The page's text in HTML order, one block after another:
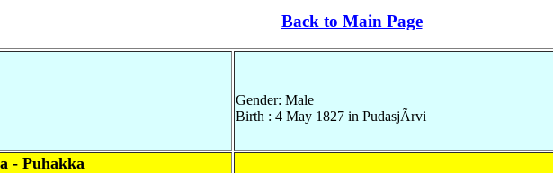
Back to Main Page
Gender: Male
Birth : 4 May 1827 in PudasjÃrvi
- Puhakka